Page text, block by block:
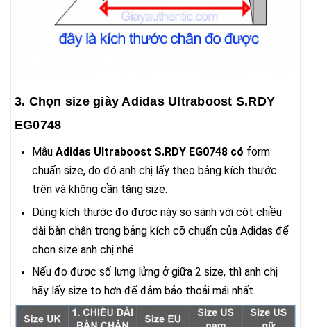
3. Chọn size giày Adidas Ultraboost S.RDY
EG0748
Mẫu Adidas Ultraboost S.RDY EG0748 có form
chuẩn size, do đó anh chị lấy theo bảng kích thước
trên và không cần tăng size.
Dùng kích thước đo được này so sánh với cột chiều
dài bàn chân trong bảng kích cỡ chuẩn của Adidas để
chọn size anh chị nhé.
Nếu đo được số lưng lửng ở giữa 2 size, thì anh chị
hãy lấy size to hơn để đảm bảo thoải mái nhất.